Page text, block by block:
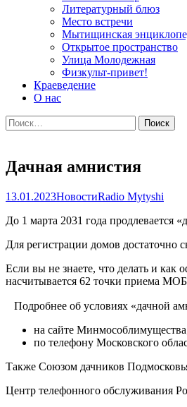
Литературный блюз
Место встречи
Мытищинская
Открытое пространство
Улица Молодежная
Физкульт-привет!
Краеведение
О нас
Найти:
Дачная амнистия
13.01.2023НовостиRadio Mytyshi
До 1 марта 2031 года продлевается
Для регистрации домов достаточно
Если вы не знаете, что делать и
насчитывается 62 точки приема
⠀Подробнее об условиях «дачной
на сайте
по телефону Московского
Также Союзом дачников
Центр телефонного обслуживания